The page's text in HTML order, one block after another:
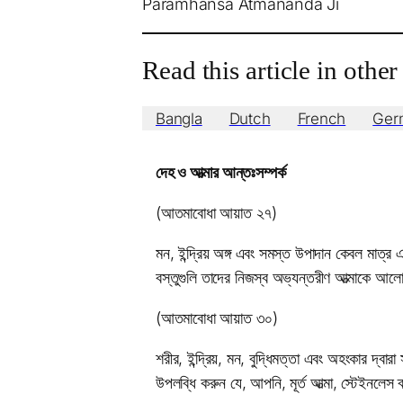
Paramhansa Atmananda Ji
Read this article in other
Bangla Dutch French
দেহ ও আত্মার আন্তঃসম্পর্ক
(আতমাবোধা আয়াত ২৭)
মন, ইন্দ্রিয় অঙ্গ এবং সমস্ত উপাদান কেবল
বস্তুগুলি তাদের নিজস্ব অভ্যন্তরীণ আত্মাকে
(আতমাবোধা আয়াত ৩০)
শরীর, ইন্দ্রিয়, মন, বুদ্ধিমত্তা এবং অহংকার
উপলব্ধি করুন যে, আপনি, মূর্ত আত্মা, স্টেইনলেস